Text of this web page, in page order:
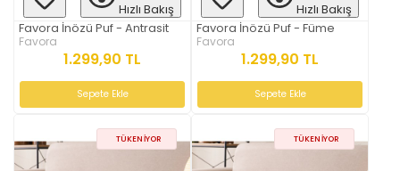
Hızlı Bakış
Favora İnözü Puf - Antrasit
Favora
1.299,90 TL
Sepete Ekle
Hızlı Bakış
Favora İnözü Puf - Füme
Favora
1.299,90 TL
Sepete Ekle
TÜKENIYOR TÜKENIYOR